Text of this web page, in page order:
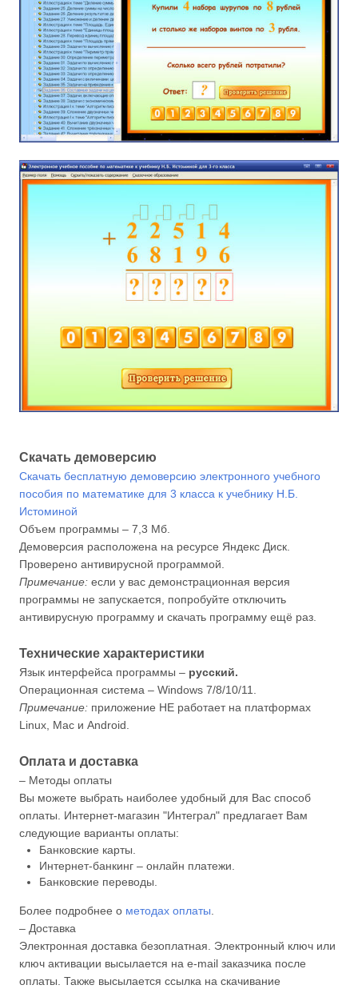
Скачать демоверсию
Скачать бесплатную демоверсию электронного учебного
пособия по математике для 3 класса к учебнику Н.Б.
Истоминой
Объем программы – 7,3 Мб.
Демоверсия расположена на ресурсе Яндекс Диск.
Проверено антивирусной программой.
Примечание: если у вас демонстрационная версия
программы не запускается, попробуйте отключить
антивирусную программу и скачать программу ещё раз.
Технические характеристики
Язык интерфейса программы – русский.
Операционная система – Windows 7/8/10/11.
Примечание: приложение НЕ работает на платформах
Linux, Mac и Android.
Оплата и доставка
– Методы оплаты
Вы можете выбрать наиболее удобный для Вас способ
оплаты. Интернет-магазин "Интеграл" предлагает Вам
следующие варианты оплаты:
Банковские карты.
Интернет-банкинг – онлайн платежи.
Банковские переводы.
Более подробнее о методах оплаты
– Доставка
Электронная доставка безоплатная. Электронный ключ или
ключ активации высылается на e-mail заказчика после
оплаты. Также высылается ссылка на скачивание